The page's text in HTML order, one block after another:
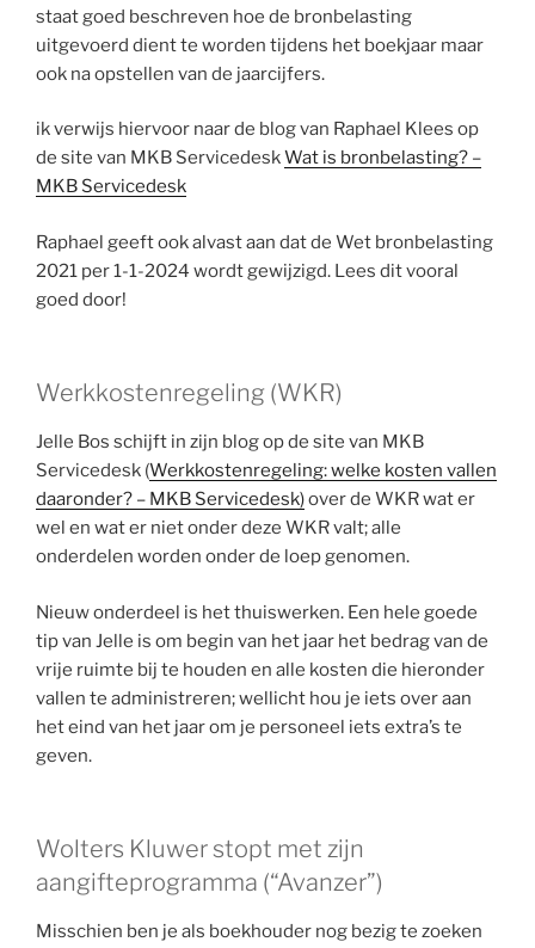
staat goed beschreven hoe de bronbelasting
uitgevoerd dient te worden tijdens het boekjaar maar
ook na opstellen van de jaarcijfers.
ik verwijs hiervoor naar de blog van Raphael Klees op
de site van MKB ServicedeskWat is bronbelasting? –
MKB Servicedesk
Raphael geeft ook alvast aan dat de Wet bronbelasting
2021 per 1-1-2024 wordt gewijzigd. Lees dit vooral
goed door!
Werkkostenregeling (WKR)
Jelle Bos schijft in zijn blog op de site van MKB
Servicedesk (Werkkostenregeling: welke kosten vallen
daaronder? – MKB Servicedesk)over de WKR wat er
wel en wat er niet onder deze WKR valt; alle
onderdelen worden onder de loep genomen.
Nieuw onderdeel is het thuiswerken. Een hele goede
tip van Jelle is om begin van het jaar het bedrag van de
vrije ruimte bij te houden en alle kosten die hieronder
vallen te administreren; wellicht hou je iets over aan
het eind van het jaar om je personeel iets extra’s te
geven.
Wolters Kluwer stopt met zijn
aangifteprogramma (“Avanzer”)
Misschien ben je als boekhouder nog bezig te zoeken